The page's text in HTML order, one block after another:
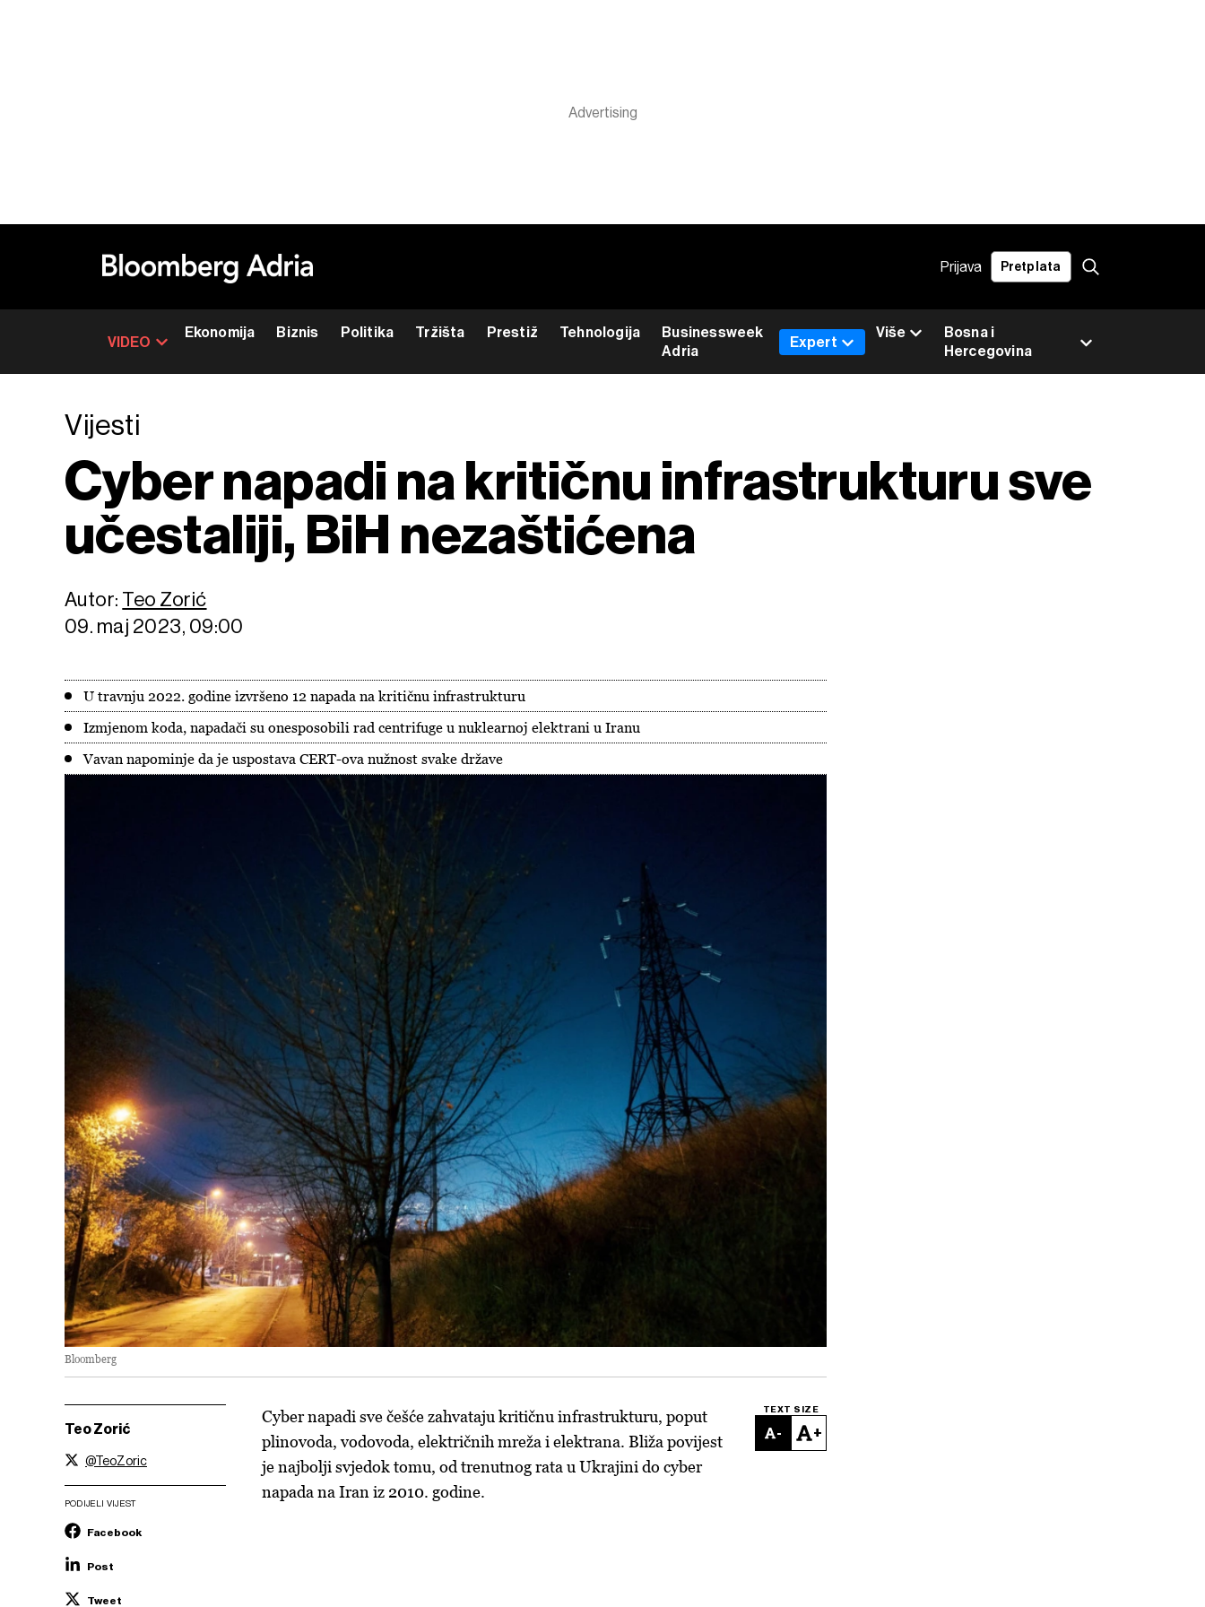
Prijava Pretplata
VIDEO
Ekonomija Biznis Politika Tržišta Prestiž Tehnologija
Businessweek
Adria
Bosna i
Hercegovina
Expert
Više
Vijesti
Cyber napadi na kritičnu infrastrukturu sve
učestaliji, BiH nezaštićena
Autor: Teo Zorić
09. maj 2023, 09:00
U travnju 2022. godine izvršeno 12 napada na kritičnu infrastrukturu
Izmjenom koda, napadači su onesposobili rad centrifuge u nuklearnoj elektrani u Iranu
Vavan napominje da je uspostava CERT-ova nužnost svake države
Bloomberg
Teo Zorić
@TeoZoric
PODIJELI VIJEST
Facebook
Post
Tweet
TEXT SIZE
- +
Cyber napadi sve češće zahvataju kritičnu infrastrukturu, poput
plinovoda, vodovoda, električnih mreža i elektrana. Bliža povijest
je najbolji svjedok tomu, od trenutnog rata u Ukrajini do cyber
napada na Iran iz 2010. godine.